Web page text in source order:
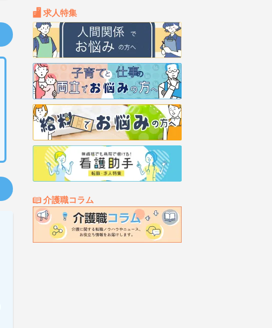
求人特集
介護職コラム